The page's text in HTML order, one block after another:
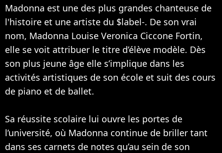
Madonna est une des plus grandes chanteuse de
l'histoire et une artiste du $label-. De son vrai
nom, Madonna Louise Veronica Ciccone Fortin,
elle se voit attribuer le titre d’élève modèle. Dès
son plus jeune âge elle s’implique dans les
activités artistiques de son école et suit des cours
de piano et de ballet.
Sa réussite scolaire lui ouvre les portes de
l’université, où Madonna continue de briller tant
dans ses carnets de notes qu’au sein de son